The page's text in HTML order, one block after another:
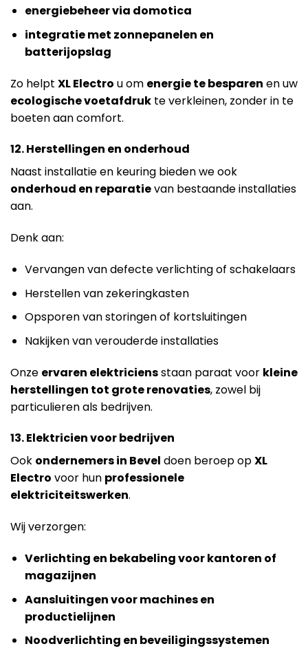
energiebeheer via domotica
integratie met zonnepanelen en
batterijopslag
Zo helpt XL Electro u om energie te besparen en uw
ecologische voetafdruk te verkleinen, zonder in te
boeten aan comfort.
12. Herstellingen en onderhoud
Naast installatie en keuring bieden we ook
onderhoud en reparatievan bestaande installaties
aan.
Denk aan:
Vervangen van defecte verlichting of schakelaars
Herstellen van zekeringkasten
Opsporen van storingen of kortsluitingen
Nakijken van verouderde installaties
Onze ervaren elektriciensstaan paraat voor kleine
herstellingen tot grote renovaties, zowel bij
particulieren als bedrijven.
13. Elektricien voor bedrijven
Ook ondernemers in Bevel doen beroep opXL
Electro voor hun professionele
elektriciteitswerken.
Wij verzorgen:
Verlichting en bekabeling voor kantoren of
magazijnen
Aansluitingen voor machines en
productielijnen
Noodverlichting en beveiligingssystemen